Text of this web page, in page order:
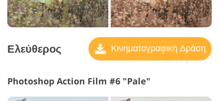
Ελεύθερος Κινηματογραφική Δράση
Photoshop Action Film #6 "Pale"